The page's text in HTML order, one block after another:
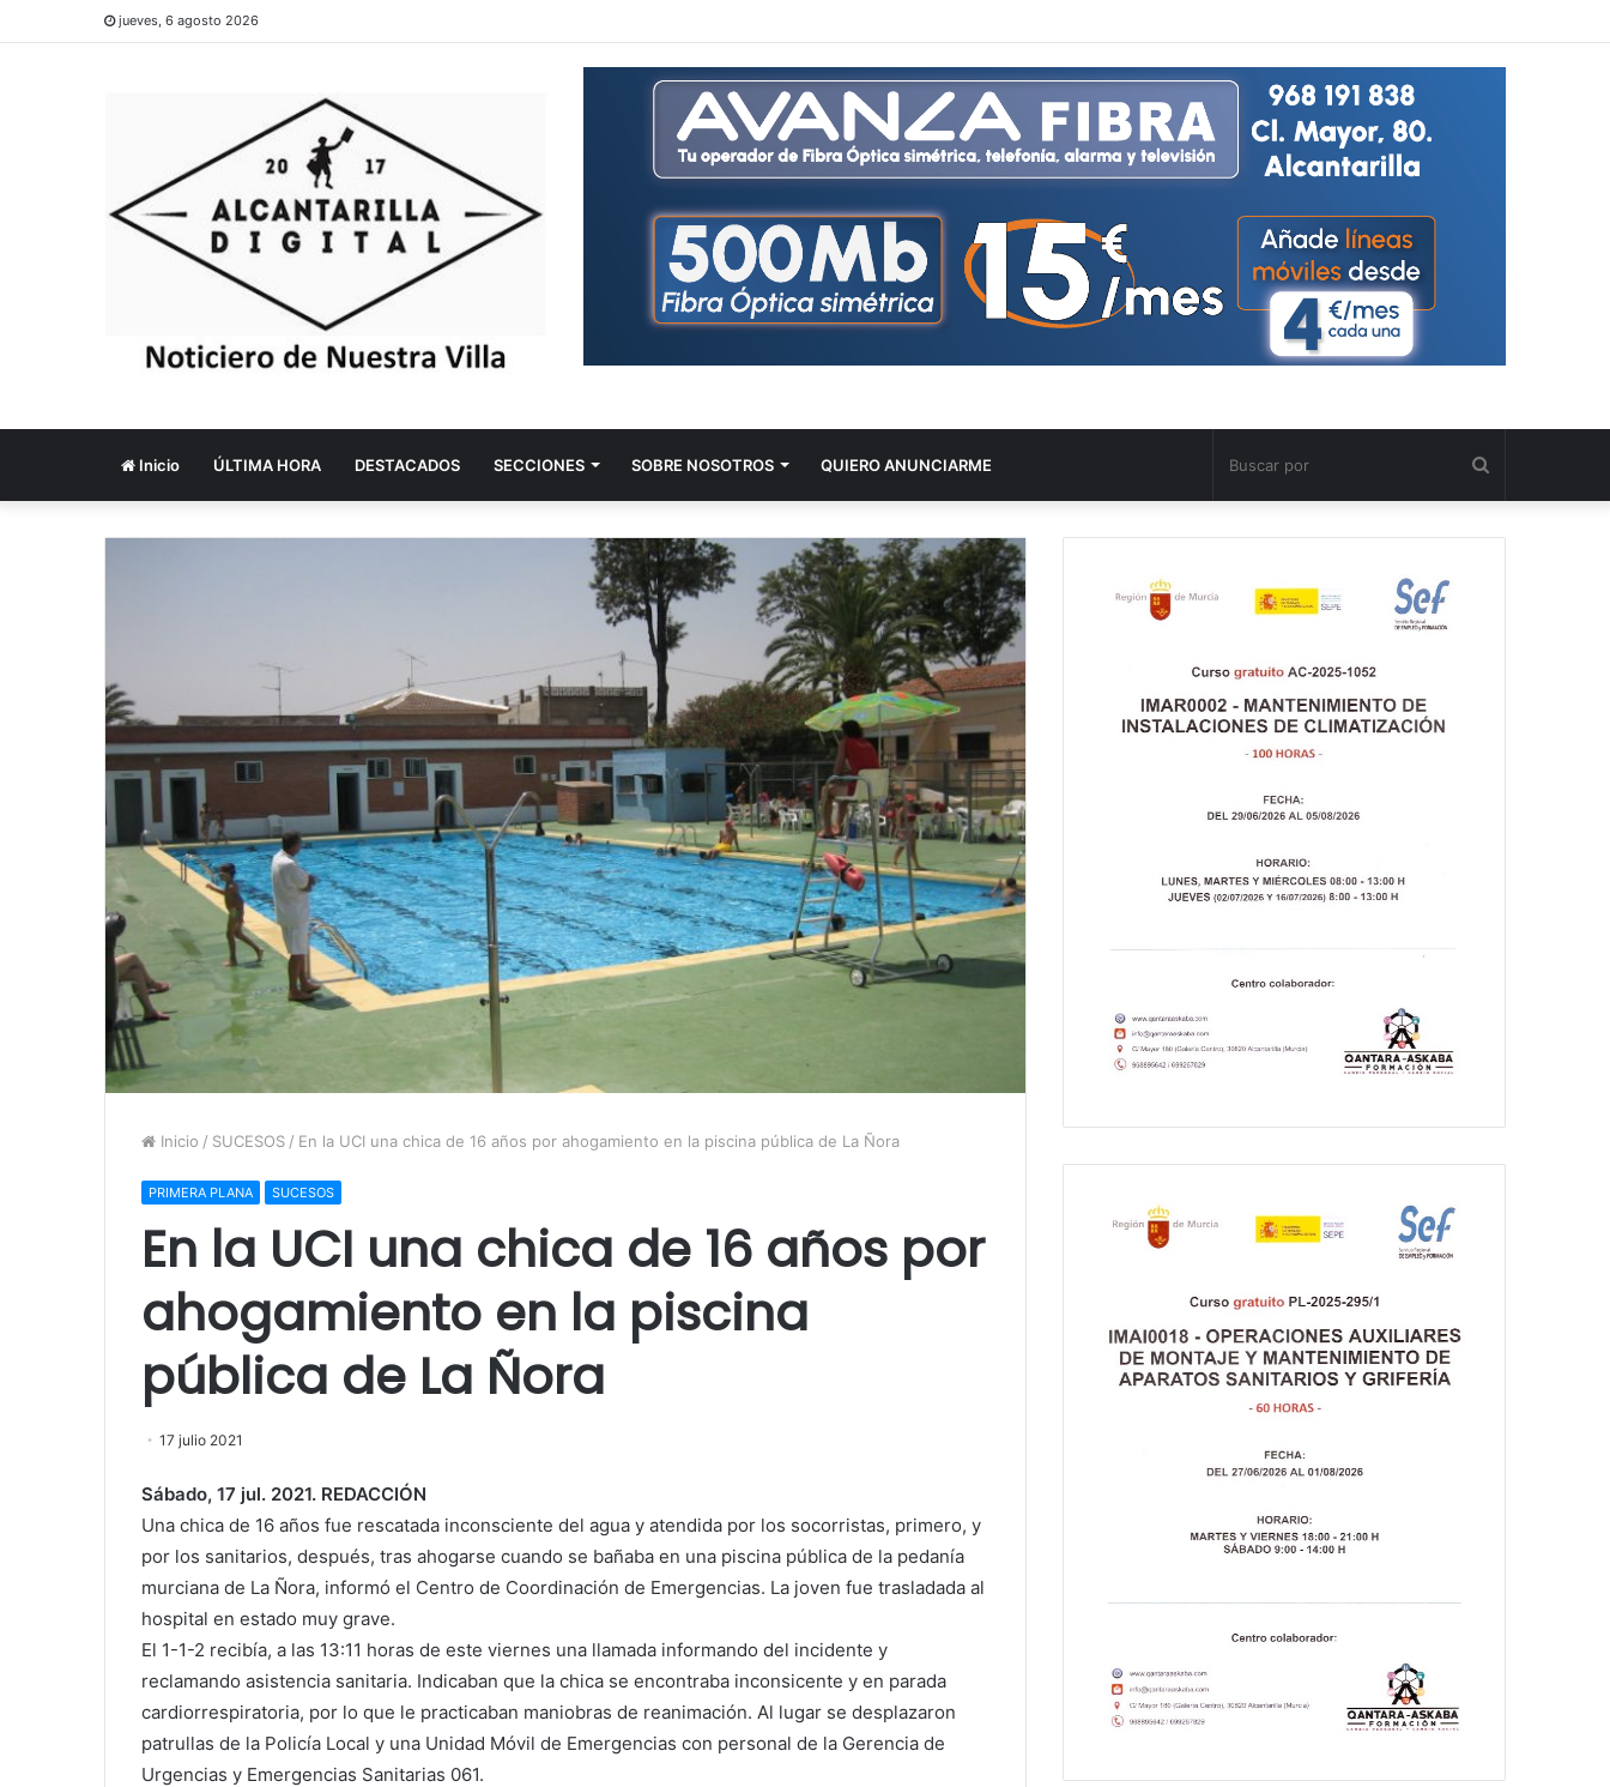
jueves, 6 agosto 2026
Inicio ÚLTIMA HORA DESTACADOS SECCIONES SOBRE NOSOTROS QUIERO ANUNCIARME
por
Inicio / SUCESOS / En la UCI una chica de 16 años por ahogamiento en la piscina pública de La Ñora
PRIMERA PLANA SUCESOS
En la UCI una chica de 16 años por
ahogamiento en la piscina
pública de La Ñora
17 julio 2021
Sábado, 17 jul. 2021. REDACCIÓN
Una chica de 16 años fue rescatada inconsciente del agua y atendida por los socorristas, primero, y
por los sanitarios, después, tras ahogarse cuando se bañaba en una piscina pública de la pedanía
murciana de La Ñora, informó el Centro de Coordinación de Emergencias. La joven fue trasladada al
hospital en estado muy grave.
El 1-1-2 recibía, a las 13:11 horas de este viernes una llamada informando del incidente y
reclamando asistencia sanitaria. Indicaban que la chica se encontraba inconsicente y en parada
cardiorrespiratoria, por lo que le practicaban maniobras de reanimación. Al lugar se desplazaron
patrullas de la Policía Local y una Unidad Móvil de Emergencias con personal de la Gerencia de
Urgencias y Emergencias Sanitarias 061.